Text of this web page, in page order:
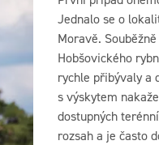
Jednalo se o
Moravě.
Hobšovického
rychle přibývaly a
s výskytem
dostupných
rozsah a je často